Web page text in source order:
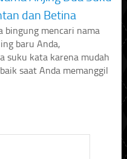
dan Betina
bingung mencari nama
baru Anda,
suku kata karena mudah
saat Anda memanggil